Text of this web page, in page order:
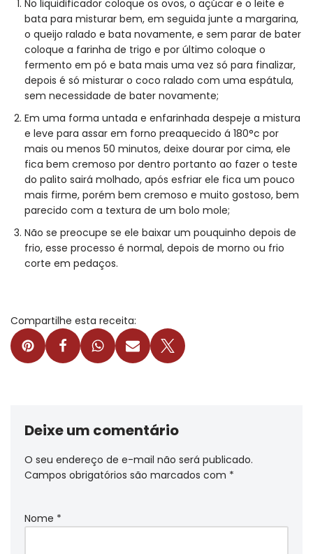
No liquidificador coloque os ovos, o açúcar e o leite e
bata para misturar bem, em seguida junte a margarina,
o queijo ralado e bata novamente, e sem parar de bater
coloque a farinha de trigo e por último coloque o
fermento em pó e bata mais uma vez só para finalizar,
depois é só misturar o coco ralado com uma espátula,
sem necessidade de bater novamente;
Em uma forma untada e enfarinhada despeje a mistura
e leve para assar em forno preaquecido á 180°c por
mais ou menos 50 minutos, deixe dourar por cima, ele
fica bem cremoso por dentro portanto ao fazer o teste
do palito sairá molhado, após esfriar ele fica um pouco
mais firme, porém bem cremoso e muito gostoso, bem
parecido com a textura de um bolo mole;
Não se preocupe se ele baixar um pouquinho depois de
frio, esse processo é normal, depois de morno ou frio
corte em pedaços.
Compartilhe esta receita:
Deixe um comentário
O seu endereço de e-mail não será publicado.
Campos obrigatórios são marcados com *
Nome *